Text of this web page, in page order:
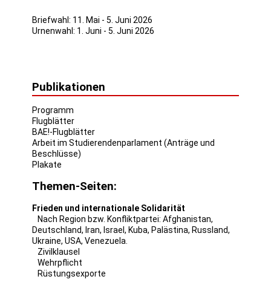
Briefwahl: 11. Mai - 5. Juni 2026
Urnenwahl: 1. Juni - 5. Juni 2026
Publikationen
Programm
Flugblätter
BAE!-Flugblätter
Arbeit im Studierendenparlament (Anträge und
Beschlüsse)
Plakate
Themen-Seiten:
Frieden und internationale Solidarität
Nach Region bzw. Konfliktpartei: Afghanistan,
Deutschland, Iran, Israel , Kuba, Palästina, Russland,
Ukraine, USA, Venezuela
Zivilklausel
Wehrpflicht
Rüstungsexporte